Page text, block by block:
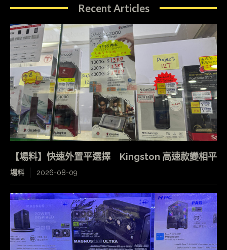
Recent Articles
【場料】快速外置平選擇 Kingston 高速款變相平
場料 2026-08-09